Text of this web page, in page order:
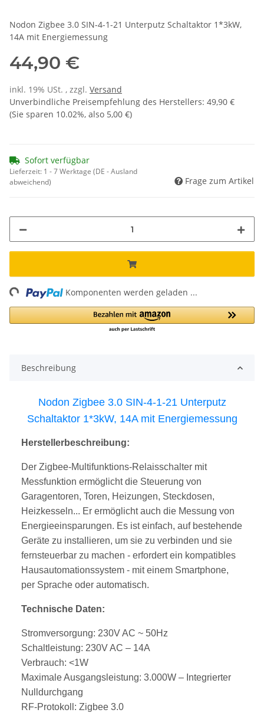
Nodon Zigbee 3.0 SIN-4-1-21 Unterputz Schaltaktor 1*3kW,
14A mit Energiemessung
44,90 €
inkl. 19% USt. , zzgl. Versand
Unverbindliche Preisempfehlung des Herstellers: 49,90 €
(Sie sparen 10.02%, also 5,00 €)
Sofort verfügbar
Lieferzeit: 1 - 7 Werktage (DE - Ausland
abweichend)
Frage zum Artikel
Komponenten werden geladen ...
Beschreibung
Nodon Zigbee 3.0 SIN-4-1-21 Unterputz
Schaltaktor 1*3kW, 14A mit Energiemessung
Herstellerbeschreibung:
Der Zigbee-Multifunktions-Relaisschalter mit
Messfunktion ermöglicht die Steuerung von
Garagentoren, Toren, Heizungen, Steckdosen,
Heizkesseln... Er ermöglicht auch die Messung von
Energieeinsparungen. Es ist einfach, auf bestehende
Geräte zu installieren, um sie zu verbinden und sie
fernsteuerbar zu machen - erfordert ein kompatibles
Hausautomationssystem - mit einem Smartphone,
per Sprache oder automatisch.
Technische Daten:
Stromversorgung: 230V AC ~ 50Hz
Schaltleistung: 230V AC – 14A
Verbrauch: <1W
Maximale Ausgangsleistung: 3.000W – Integrierter
Nulldurchgang
RF-Protokoll: Zigbee 3.0